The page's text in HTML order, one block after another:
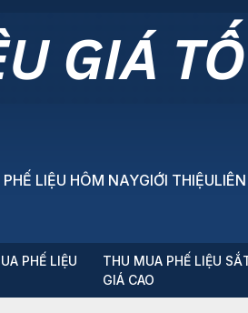
LIỆU HÔM NAYGIỚI THIỆU
PHẾ LIỆU
THU MUA PHẾ LIỆU
GIÁ CAO